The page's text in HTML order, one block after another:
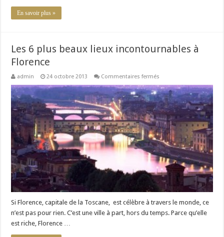
En savoir plus »
Les 6 plus beaux lieux incontournables à
Florence
admin 24 octobre 2013 Commentaires fermés
6
plus
beaux
lieux
incontournables
à
Florence
Si Florence, capitale de la Toscane, est célèbre à travers le monde, ce
n’est pas pour rien. C’est une ville à part, hors du temps. Parce qu’elle
est riche, Florence …